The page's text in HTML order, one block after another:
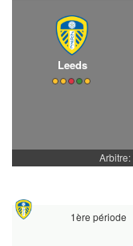
Leeds
Arbitre:
1ère période